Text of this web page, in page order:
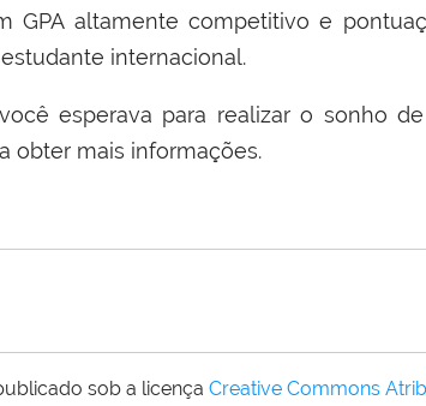
GPA altamente competitivo e
internacional.
esperava para realizar o sonho
obter mais informações.
sob a licença Creative Commons